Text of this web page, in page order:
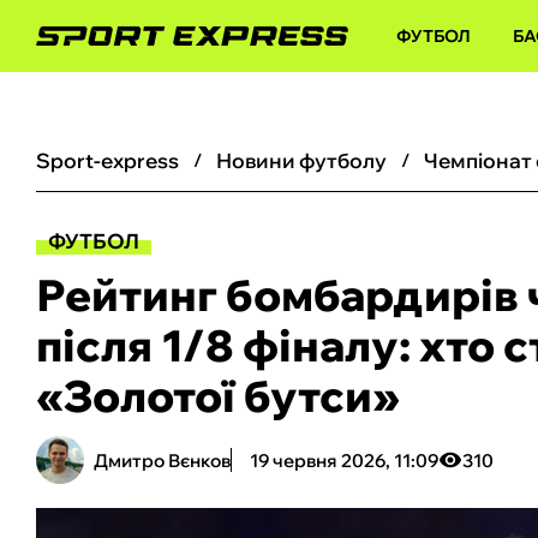
ФУТБОЛ
sport-express новини футболу
ФУТБОЛ
Рейтинг бомбардирів
після 1/8 фіналу: хто
«Золотої бутси»
Дмитро Вєнков 19 червня 2026, 11:09 310